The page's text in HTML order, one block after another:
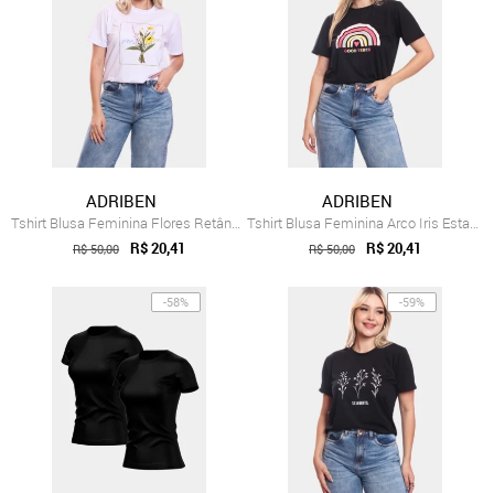
ADRIBEN
Tshirt Blusa Feminina Flores Retângulo E...
R$ 50,00 R$ 20,41
ADRIBEN
Tshirt Blusa Feminina Arco Iris Estampad...
R$ 50,00 R$ 20,41
-58% -59%